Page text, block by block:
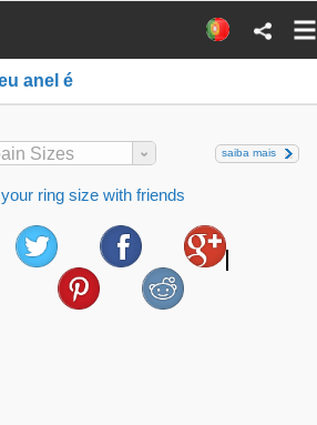
anel é
Sizes saiba mais
ring size with friends